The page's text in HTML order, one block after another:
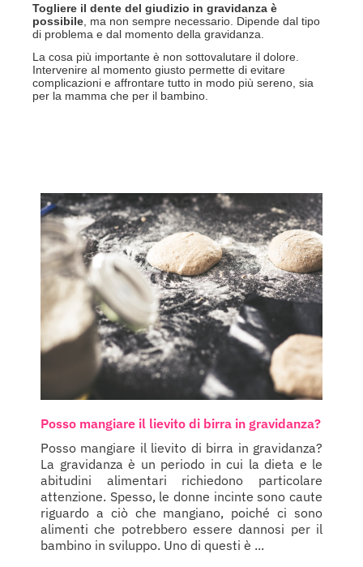
Togliere il dente del giudizio in gravidanza è
possibile , ma non sempre necessario. Dipende dal tipo
di problema e dal momento della gravidanza.
La cosa più importante è non sottovalutare il dolore.
Intervenire al momento giusto permette di evitare
complicazioni e affrontare tutto in modo più sereno, sia
per la mamma che per il bambino.
Posso mangiare il lievito di birra in gravidanza?
Posso mangiare il lievito di birra in gravidanza?
La gravidanza è un periodo in cui la dieta e le
abitudini alimentari richiedono particolare
attenzione. Spesso, le donne incinte sono caute
riguardo a ciò che mangiano, poiché ci sono
alimenti che potrebbero essere dannosi per il
bambino in sviluppo. Uno di questi è ...